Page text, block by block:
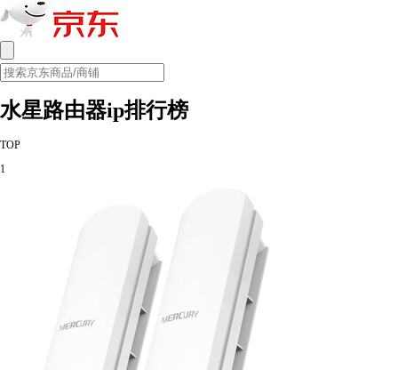
水星路由器ip排行榜
TOP
1